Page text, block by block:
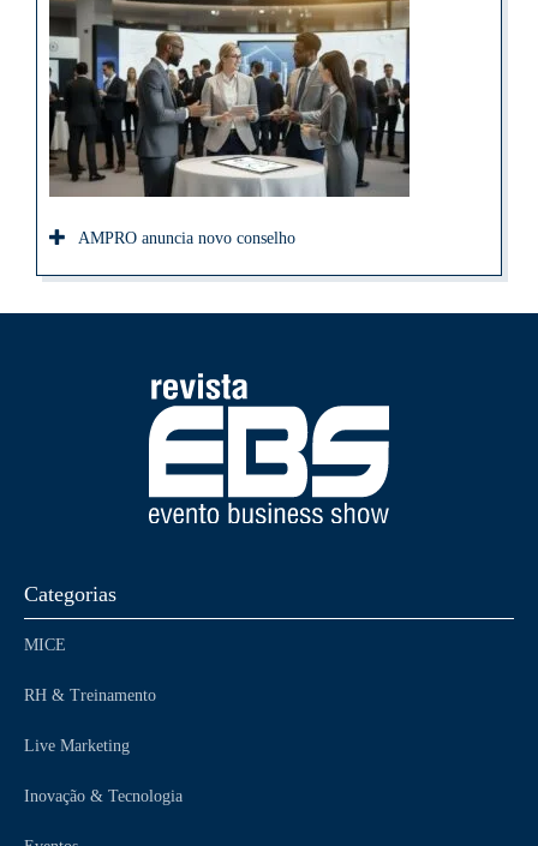
AMPRO anuncia novo conselho
Categorias
MICE
RH & Treinamento
Live Marketing
Inovação & Tecnologia